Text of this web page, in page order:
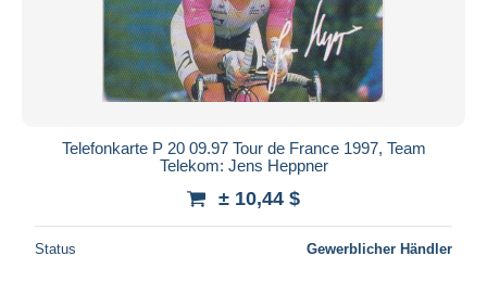
Telefonkarte P 20 09.97 Tour de France 1997, Team
Telekom: Jens Heppner
± 10,44 $
Status Gewerblicher Händler